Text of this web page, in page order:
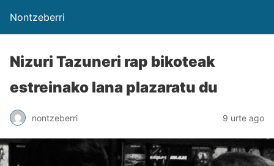
Nontzeberri
Nizuri Tazuneri rap bikoteak
estreinako lana plazaratu du
nontzeberri 9 urte ago